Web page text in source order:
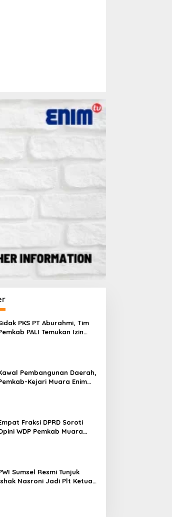
PKS PT Aburahmi, Tim
PALI Temukan Izin
Pembangunan Daerah,
Kejari Muara Enim
Fraksi DPRD Soroti
WDP Pemkab Muara
Sumsel Resmi Tunjuk
Nasroni Jadi Plt Ketua